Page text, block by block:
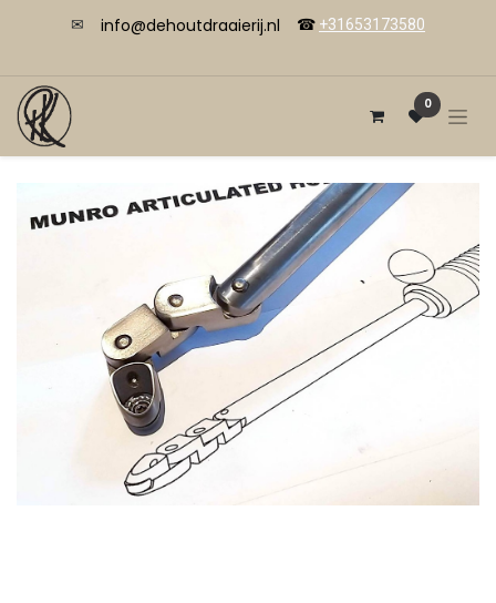
✉ info@dehoutdraaierij.nl ☎ +31653173580
0